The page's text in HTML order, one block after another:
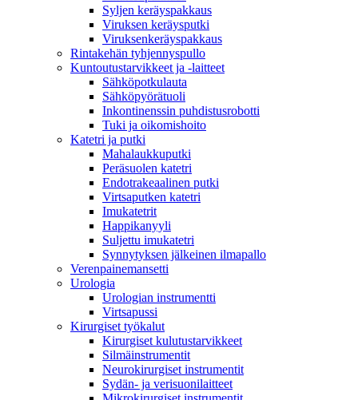
Syljen keräyspakkaus
Viruksen keräysputki
Viruksenkeräyspakkaus
Rintakehän tyhjennyspullo
Kuntoutustarvikkeet ja -laitteet
Sähköpotkulauta
Sähköpyörätuoli
Inkontinenssin puhdistusrobotti
Tuki ja oikomishoito
Katetri ja putki
Mahalaukkuputki
Peräsuolen katetri
Endotrakeaalinen putki
Virtsaputken katetri
Imukatetrit
Happikanyyli
Suljettu imukatetri
Synnytyksen jälkeinen ilmapallo
Verenpainemansetti
Urologia
Urologian instrumentti
Virtsapussi
Kirurgiset työkalut
Kirurgiset kulutustarvikkeet
Silmäinstrumentit
Neurokirurgiset instrumentit
Sydän- ja verisuonilaitteet